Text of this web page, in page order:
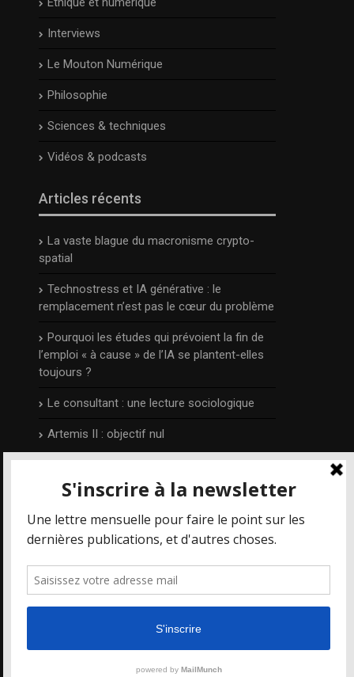
Interviews
Le Mouton Numérique
Philosophie
Sciences & techniques
Vidéos & podcasts
Articles récents
La vaste blague du macronisme crypto-
spatial
Technostress et IA générative : le
remplacement n’est pas le cœur du problème
Pourquoi les études qui prévoient la fin de
l’emploi « à cause » de l’IA se plantent-elles
toujours ?
Le consultant : une lecture sociologique
Artemis II : objectif nul
Publié et édité par Irénée Régnauld,Mais où
va le web ?est un blog qui prend part aux
nouvelles technologies et le numérique en
particulier, depuis 2014.
Mais où va le Web ? 2014-2025 - tous droits réservés